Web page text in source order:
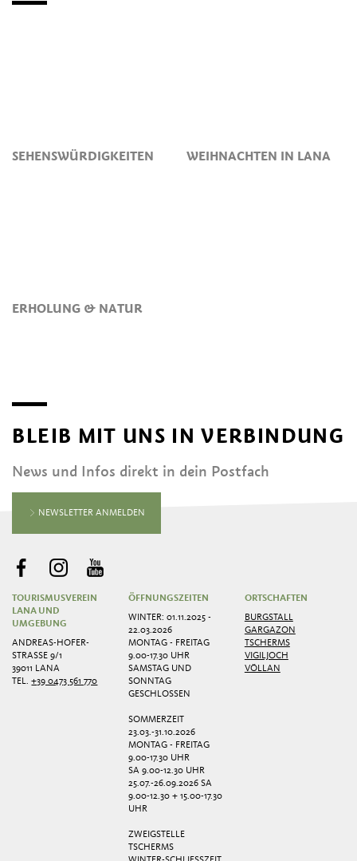
SEHENSWÜRDIGKEITEN WEIHNACHTEN IN LANA
ERHOLUNG & NATUR
BLEIB MIT UNS IN VERBINDUNG
News und Infos direkt in dein Postfach
NEWSLETTER ANMELDEN
TOURISMUSVEREIN
LANA UND
UMGEBUNG
ANDREAS-HOFER-
STRASSE 9/1
39011 LANA
TEL.+39 0473 561 770
ÖFFNUNGSZEITEN
WINTER: 01.11.2025 -
22.03.2026
MONTAG - FREITAG
9.00-17.30 UHR
SAMSTAG UND
SONNTAG
GESCHLOSSEN
SOMMERZEIT
23.03.-31.10.2026
MONTAG - FREITAG
9.00-17.30 UHR
SA 9.00-12.30 UHR
25.07.-26.09.2026 SA
9.00-12.30 + 15.00-17.30
UHR
ZWEIGSTELLE
TSCHERMS
ORTSCHAFTEN
BURGSTALL
GARGAZON
TSCHERMS
VIGILJOCH
VÖLLAN